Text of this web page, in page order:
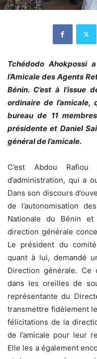
Tchédodo Ahokpossi
l’Amicale des Agents
Bénin. C’est à l’issue
ordinaire de l’amicale,
bureau de 11
présidente et Daniel
général de l’amicale.
C’est Abdou
d’administration, qui a
Dans son discours
de l’autonomisation
Nationale du Bénin
direction générale
Le président du
quant à lui, demandé
Direction générale. Ce
dans les oreilles de
représentante du
transmettre fidèlement
félicitations de la
de l’amicale pour leur
Elle les a également